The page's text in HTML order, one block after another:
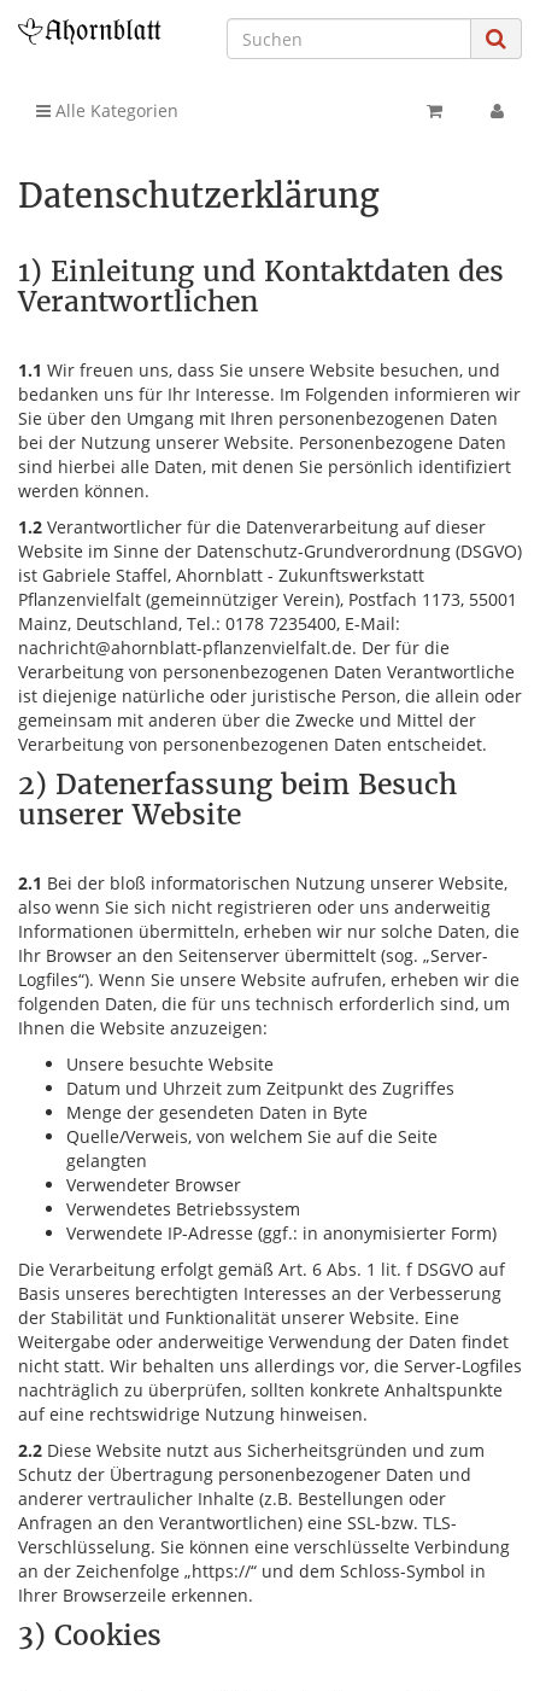
Alle Kategorien
Datenschutzerklärung
1) Einleitung und Kontaktdaten des
Verantwortlichen
1.1 Wir freuen uns, dass Sie unsere Website besuchen, und
bedanken uns für Ihr Interesse. Im Folgenden informieren wir
Sie über den Umgang mit Ihren personenbezogenen Daten
bei der Nutzung unserer Website. Personenbezogene Daten
sind hierbei alle Daten, mit denen Sie persönlich identifiziert
werden können.
1.2 Verantwortlicher für die Datenverarbeitung auf dieser
Website im Sinne der Datenschutz-Grundverordnung (DSGVO)
ist Gabriele Staffel, Ahornblatt - Zukunftswerkstatt
Pflanzenvielfalt (gemeinnütziger Verein), Postfach 1173, 55001
Mainz, Deutschland, Tel.: 0178 7235400, E-Mail:
nachricht@ahornblatt-pflanzenvielfalt.de. Der für die
Verarbeitung von personenbezogenen Daten Verantwortliche
ist diejenige natürliche oder juristische Person, die allein oder
gemeinsam mit anderen über die Zwecke und Mittel der
Verarbeitung von personenbezogenen Daten entscheidet.
2) Datenerfassung beim Besuch
unserer Website
2.1 Bei der bloß informatorischen Nutzung unserer Website,
also wenn Sie sich nicht registrieren oder uns anderweitig
Informationen übermitteln, erheben wir nur solche Daten, die
Ihr Browser an den Seitenserver übermittelt (sog. „Server-
Logfiles“). Wenn Sie unsere Website aufrufen, erheben wir die
folgenden Daten, die für uns technisch erforderlich sind, um
Ihnen die Website anzuzeigen:
Unsere besuchte Website
Datum und Uhrzeit zum Zeitpunkt des Zugriffes
Menge der gesendeten Daten in Byte
Quelle/Verweis, von welchem Sie auf die Seite
gelangten
Verwendeter Browser
Verwendetes Betriebssystem
Verwendete IP-Adresse (ggf.: in anonymisierter Form)
Die Verarbeitung erfolgt gemäß Art. 6 Abs. 1 lit. f DSGVO auf
Basis unseres berechtigten Interesses an der Verbesserung
der Stabilität und Funktionalität unserer Website. Eine
Weitergabe oder anderweitige Verwendung der Daten findet
nicht statt. Wir behalten uns allerdings vor, die Server-Logfiles
nachträglich zu überprüfen, sollten konkrete Anhaltspunkte
auf eine rechtswidrige Nutzung hinweisen.
2.2 Diese Website nutzt aus Sicherheitsgründen und zum
Schutz der Übertragung personenbezogener Daten und
anderer vertraulicher Inhalte (z.B. Bestellungen oder
Anfragen an den Verantwortlichen) eine SSL-bzw. TLS-
Verschlüsselung. Sie können eine verschlüsselte Verbindung
an der Zeichenfolge „https://“ und dem Schloss-Symbol in
Ihrer Browserzeile erkennen.
3) Cookies